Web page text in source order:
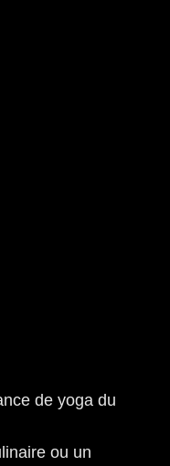
de yoga du
ou un